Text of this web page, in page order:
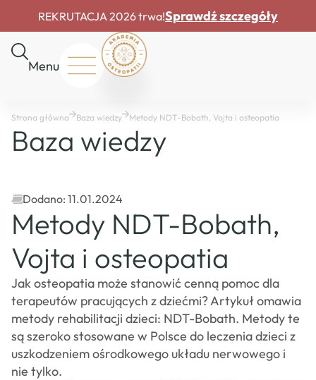
REKRUTACJA 2026 trwa!Sprawdź szczegóły
O
nas
otwarte
Dofinansowania
Master
Course
Baza
wiedzy
Mapa
osteopatów
CSAO
Sklep
Kontakt
Menu
Strona główna Baza wiedzy Metody NDT-Bobath, Vojta i osteopatia
Baza wiedzy
Dodano: 11.01.2024
Metody NDT-Bobath,
Vojta i osteopatia
Jak osteopatia może stanowić cenną pomoc dla
terapeutów pracujących z dziećmi? Artykuł omawia
metody rehabilitacji dzieci: NDT-Bobath. Metody te
są szeroko stosowane w Polsce do leczenia dzieci z
uszkodzeniem ośrodkowego układu nerwowego i
nie tylko.